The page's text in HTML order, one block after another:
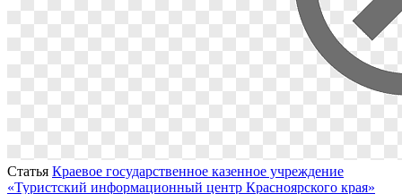
Статья Краевое государственное казенное учреждение
«Туристский информационный центр Красноярского края»